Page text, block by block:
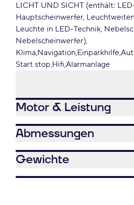
LICHT UND SICHT (enthält:
Hauptscheinwerfer,
Leuchte in LED-Technik,
Nebelscheinwerfer)
Klima Navigation Einparkhilfe
Start stop Hifi Alarmanlage
Motor & Leistung
Abmessungen
Gewichte